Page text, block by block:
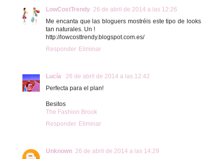
LowCostTrendy 26 de abril de 2014 a las 12:26
Me encanta que las bloguers mostréis este tipo de looks
tan naturales. Un !
http://lowcosttrendy.blogspot.com.es/
Responder Eliminar
Lucía
26 de abril de 2014 a las 12:42
Perfecta para el plan!
Besitos
The Fashion Brook
Responder Eliminar
Unknown 26 de abril de 2014 a las 14:29